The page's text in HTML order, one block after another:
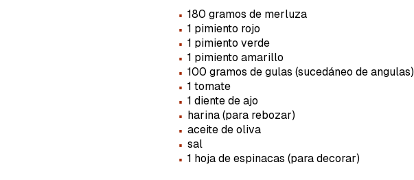
· 180 gramos de merluza
· 1 pimiento rojo
· 1 pimiento verde
· 1 pimiento amarillo
· 100 gramos de gulas (sucedáneo de angulas)
· 1 tomate
· 1 diente de ajo
· harina (para rebozar)
· aceite de oliva
· sal
· 1 hoja de espinacas (para decorar)